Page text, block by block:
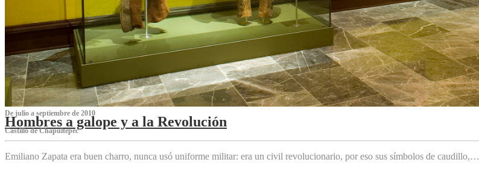
De julio a septiembre de 2010
Hombres a galope y a la Revolución
Castillo de Chapultepec
Emiliano Zapata era buen charro, nunca usó uniforme militar: era un civil revolucionario, por eso sus símbolos de caudillo,…